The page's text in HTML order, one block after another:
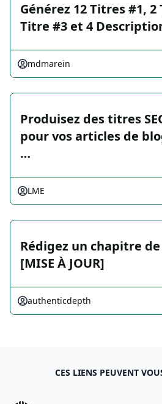
Générez 12 Titres #1, 2
Titre #3 et 4
mdmarein
Produisez des titres
pour vos articles de
…
LME
Rédigez un chapitre
[MISE À JOUR]
authenticdepth
CES LIENS PEUVENT